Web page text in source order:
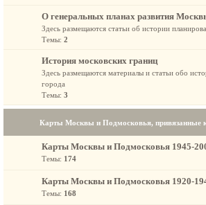
О генеральных планах развития
Здесь размещаются статьи об истории
Темы: 2
История московских границ
Здесь размещаются материалы и статьи обо
города
Темы: 3
Карты Москвы и Подмосковья, привязанные к
Карты Москвы и Подмосковья 1945-
Темы: 174
Карты Москвы и Подмосковья 1920-
Темы: 168